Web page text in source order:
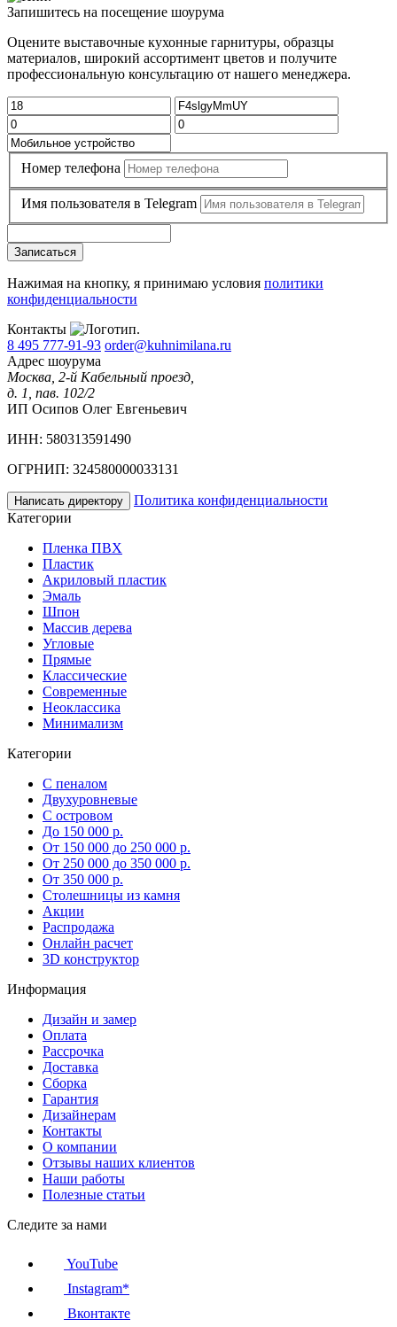
Запишитесь на посещение шоурума
Оцените выставочные кухонные гарнитуры, образцы
материалов, широкий ассортимент цветов и получите
профессиональную консультацию от нашего менеджера.
Номер телефона
Имя пользователя в Telegram
Записаться
Нажимая на кнопку, я принимаю условия политики
конфиденциальности
Контакты
8 495 777-91-93 order@kuhnimilana.ru
Адрес шоурума
Москва, 2-й Кабельный проезд,
д. 1, пав. 102/2
ИП Осипов Олег Евгеньевич
ИНН: 580313591490
ОГРНИП: 324580000033131
Написать директору
Политика конфиденциальности
Категории
Пленка ПВХ
Пластик
Акриловый пластик
Эмаль
Шпон
Массив дерева
Угловые
Прямые
Классические
Современные
Неоклассика
Минимализм
Категории
С пеналом
Двухуровневые
С островом
До 150 000 р.
От 150 000 до 250 000 р.
От 250 000 до 350 000 р.
От 350 000 р.
Столешницы из камня
Акции
Распродажа
Онлайн расчет
3D конструктор
Информация
Дизайн и замер
Оплата
Рассрочка
Доставка
Сборка
Гарантия
Дизайнерам
Контакты
О компании
Отзывы наших клиентов
Наши работы
Полезные статьи
Следите за нами
YouTube
Instagram*
Вконтакте